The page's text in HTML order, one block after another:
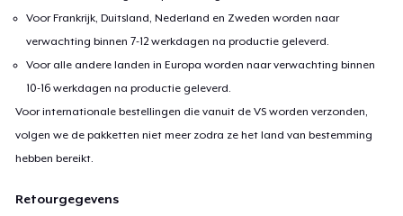
Voor Frankrijk, Duitsland, Nederland en Zweden worden naar
verwachting binnen 7-12 werkdagen na productie geleverd.
Voor alle andere landen in Europa worden naar verwachting binnen
10-16 werkdagen na productie geleverd.
Voor internationale bestellingen die vanuit de VS worden verzonden,
volgen we de pakketten niet meer zodra ze het land van bestemming
hebben bereikt.
Retourgegevens